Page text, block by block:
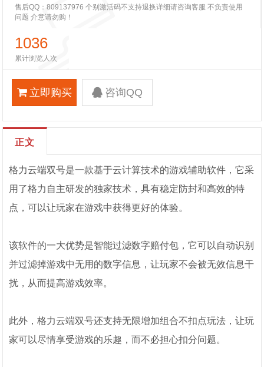
售后QQ：809137976 个别激活码不支持退换详细请咨询客服 不负责使用
问题 介意请勿购！
1036
累计浏览人次
立即购买 咨询QQ
正文
格力云端双号是一款基于云计算技术的游戏辅助软件，它采
用了格力自主研发的独家技术，具有稳定防封和高效的特
点，可以让玩家在游戏中获得更好的体验。
该软件的一大优势是智能过滤数字赔付包，它可以自动识别
并过滤掉游戏中无用的数字信息，让玩家不会被无效信息干
扰，从而提高游戏效率。
此外，格力云端双号还支持无限增加组合不扣点玩法，让玩
家可以尽情享受游戏的乐趣，而不必担心扣分问题。